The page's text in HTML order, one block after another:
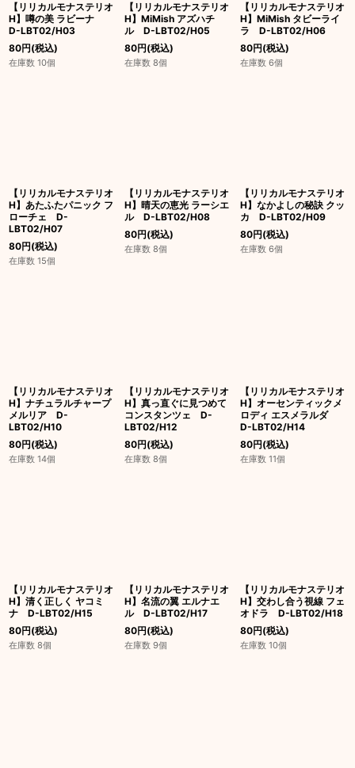
【リリカルモナステリオ
H】噂の美 ラビーナ
D-LBT02/H03
80円(税込)
在庫数 10個
【リリカルモナステリオ
H】MiMish アズハチ
ル D-LBT02/H05
80円(税込)
在庫数 8個
【リリカルモナステリオ
H】MiMish タビーライ
ラ D-LBT02/H06
80円(税込)
在庫数 6個
【リリカルモナステリオ
H】あたふたパニック フ
ローチェ D-
LBT02/H07
80円(税込)
在庫数 15個
【リリカルモナステリオ
H】晴天の恵光 ラーシエ
ル D-LBT02/H08
80円(税込)
在庫数 8個
【リリカルモナステリオ
H】なかよしの秘訣 クッ
カ D-LBT02/H09
80円(税込)
在庫数 6個
【リリカルモナステリオ
H】ナチュラルチャープ
メルリア D-
LBT02/H10
80円(税込)
在庫数 14個
【リリカルモナステリオ
H】真っ直ぐに見つめて
コンスタンツェ D-
LBT02/H12
80円(税込)
在庫数 8個
【リリカルモナステリオ
H】オーセンティックメ
ロディ エスメラルダ
D-LBT02/H14
80円(税込)
在庫数 11個
【リリカルモナステリオ
H】清く正しく ヤコミ
ナ D-LBT02/H15
80円(税込)
在庫数 8個
【リリカルモナステリオ
H】名流の翼 エルナエ
ル D-LBT02/H17
80円(税込)
在庫数 9個
【リリカルモナステリオ
H】交わし合う視線 フェ
オドラ D-LBT02/H18
80円(税込)
在庫数 10個